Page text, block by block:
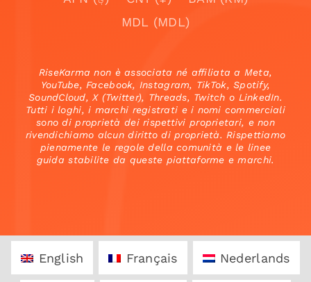
MDL (MDL)
RiseKarma non è associata né affiliata a Meta,
YouTube, Facebook, Instagram, TikTok, Spotify,
SoundCloud, X (Twitter), Threads, Twitch o LinkedIn.
Tutti i loghi, i marchi registrati e i nomi commerciali
sono di proprietà dei rispettivi proprietari, e non
rivendichiamo alcun diritto di proprietà. Rispettiamo
pienamente le regole della comunità e le linee
guida stabilite da queste piattaforme e marchi.
English Français Nederlands